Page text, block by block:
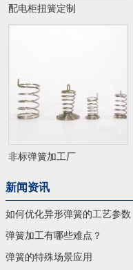
配电柜扭簧定制
非标弹簧加工厂
新闻资讯
如何优化异形弹簧的工艺参数
弹簧加工有哪些难点？
弹簧的特殊场景应用